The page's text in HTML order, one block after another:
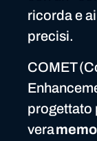
ricorda e
precisi.
COMET
progettato
vera